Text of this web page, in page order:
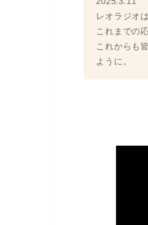
レオラジオ
これまでの
これからも
ように。